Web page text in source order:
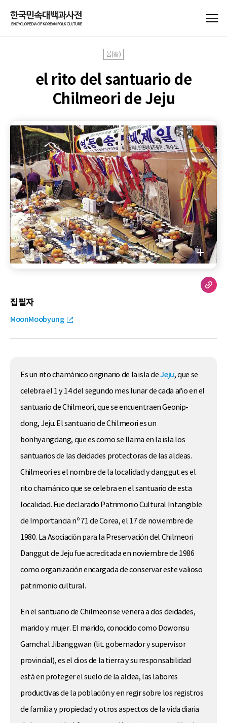
봄(春)
el rito del santuario de
Chilmeori de Jeju
집필자
MoonMoobyung
Es un rito chamánico originario de la isla deJeju, que se
celebra el 1 y 14 del segundo mes lunar de cada año en el
santuario de Chilmeori, que se encuentraen Geonip-
dong, Jeju. El santuario de Chilmeori es un
bonhyangdang, que es como se llama en la isla los
santuarios de las deidades protectoras de las aldeas.
Chilmeori es el nombre de la localidad y danggut es el
rito chamánico que se celebra en el santuario de esta
localidad. Fue declarado Patrimonio Cultural Intangible
de Importancia nº 71 de Corea, el 17 de noviembre de
1980. La Asociación para la Preservación del Chilmeori
Danggut de Jeju fue acreditada en noviembre de 1986
como organización encargada de conservar este valioso
patrimonio cultural.
En el santuario de Chilmeori se venera a dos deidades,
marido y mujer. El marido, conocido como Dowonsu
Gamchal Jibanggwan (lit. gobernador y supervisor
provincial), es el dios de la tierra y su responsabilidad
está en proteger el suelo de la aldea, las labores
productivas de la población y en regir sobre los registros
de familia y propiedad y otros aspectos de la vida diaria